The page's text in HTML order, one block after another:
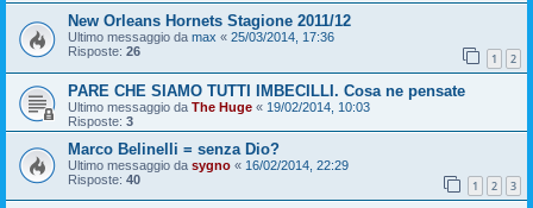
New Orleans Hornets Stagione 2011/12
Ultimo messaggio da max « 25/03/2014, 17:36
Risposte: 26 1 2
PARE CHE SIAMO TUTTI IMBECILLI. Cosa ne pensate
Ultimo messaggio da The Huge « 19/02/2014, 10:03
Risposte: 3
Marco Belinelli = senza Dio?
Ultimo messaggio da sygno « 16/02/2014, 22:29
Risposte: 40 1 2 3